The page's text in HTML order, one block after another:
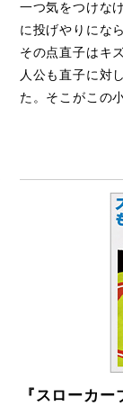
一つ気をつけな
に投げやりにな
その点直子はキ
人公も直子に対
た。そこがこの
『スローカー